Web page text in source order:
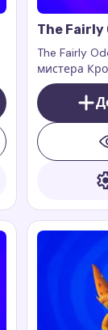
The Fairly
Crocker
The Fairly
мистера
для мыши,
вашему
учителем
культового
или Cursor
веб-